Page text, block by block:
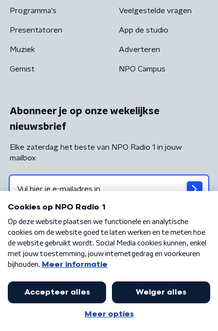
Programma's
Presentatoren
Muziek
Gemist
Veelgestelde vragen
App de studio
Adverteren
NPO Campus
Abonneer je op onze wekelijkse
nieuwsbrief
Elke zaterdag het beste van NPO Radio 1 in jouw
mailbox
Algemene voorwaarden Privacybeleid